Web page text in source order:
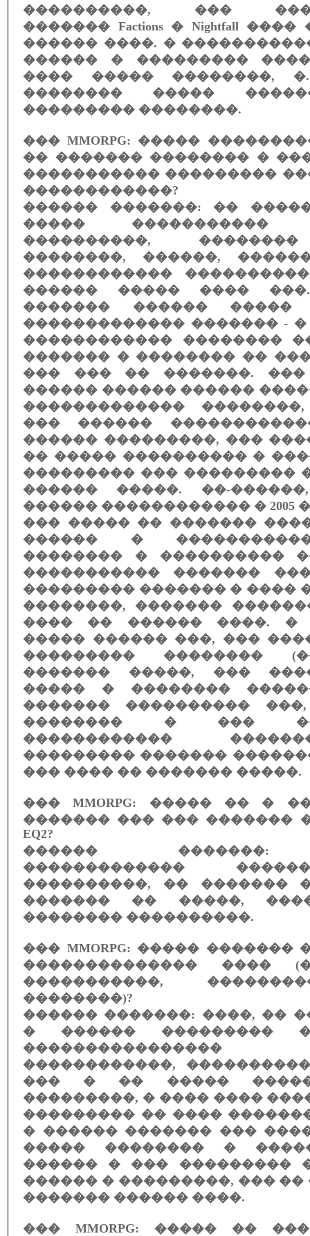
����������, ���
������� Factions � Nightfall
������ ����. �
������ � ���������
���� ����� ��������,
�������� �����
��������� ��������.
��� MMORPG: �����
�� ������� �������� �
����������� ���������
������������?
������ �������: ��
�����
����������,
��������, ������,
������������
������ ����� ���� ���.
������� ������ �����
������������� ������� -
������������ ��������
������� � �������� ��
��� ��� �� �������.
������ ������ ������
�������������
��� ������
������ ���������, ���
�� ����� ���������� �
��������� ��� ���������
������ �����. ��-������,
������ ������������ � 2005
��� ����� �� �������
������ �
�������� � ����������
����������� �������
��������� ������� � ����
��������, �������
���� �� ������ ����. �
����� ������ ���, ���
��������� ��������
������� �����, ���
����� � ��������
������� ����������
�������� � ���
������������
��������� �������
��� ���� �� ������� �����.
��� MMORPG: ����� �� �
������� ��� ��� �������
EQ2?
������ �������:
�������������
����������, �� �������
������� �� �����,
�������� ����������.
��� MMORPG: �����
�������������� ����
�����������,
��������)?
������ �������: ����, ��
� ������ ���������
������������,
��� � �� �����
���������, � ���� ����
��������� �� ����
� ������ ������� ���
����� �������� �
������ � ��� ���������
������ � ���������, ���
������� ������ ����.
��� MMORPG: ����� ��